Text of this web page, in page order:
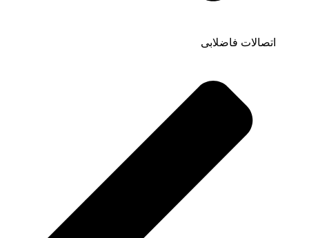
اتصالات فاضلابی